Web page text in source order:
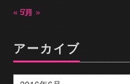
« 5月7月 »
アーカイブ
ー